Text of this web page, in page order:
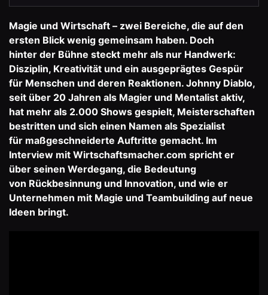
Magie und Wirtschaft – zwei Bereiche, die auf den
ersten Blick wenig gemeinsam haben. Doch
hinter der Bühne steckt mehr als nur Handwerk:
Disziplin, Kreativität und ein ausgeprägtes Gespür
für Menschen und deren Reaktionen. Johnny Diablo,
seit über 20 Jahren als Magier und Mentalist aktiv,
hat mehr als 2.000 Shows gespielt, Meisterschaften
bestritten und sich einen Namen als Spezialist
für maßgeschneiderte Auftritte gemacht. Im
Interview mit Wirtschaftsmacher.com spricht er
über seinen Werdegang, die Bedeutung
von Rückbesinnung und Innovation, und wie er
Unternehmen mit Magie und Teambuilding auf neue
Ideen bringt.